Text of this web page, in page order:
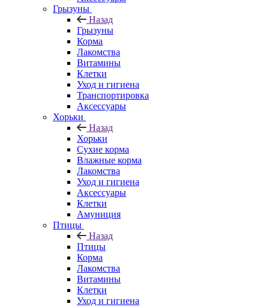
Грызуны
Назад
Грызуны
Корма
Лакомства
Витамины
Клетки
Уход и гигиена
Транспортировка
Аксессуары
Хорьки
Назад
Хорьки
Сухие корма
Влажные корма
Лакомства
Уход и гигиена
Аксессуары
Клетки
Амуниция
Птицы
Назад
Птицы
Корма
Лакомства
Витамины
Клетки
Уход и гигиена